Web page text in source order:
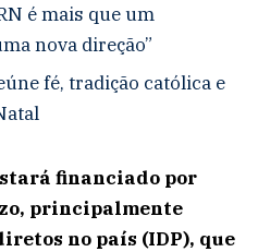
é mais que um
nova direção”
fé, tradição católica e
financiado por
principalmente
no país (IDP), que